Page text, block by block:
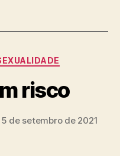
risco
de setembro de 2021